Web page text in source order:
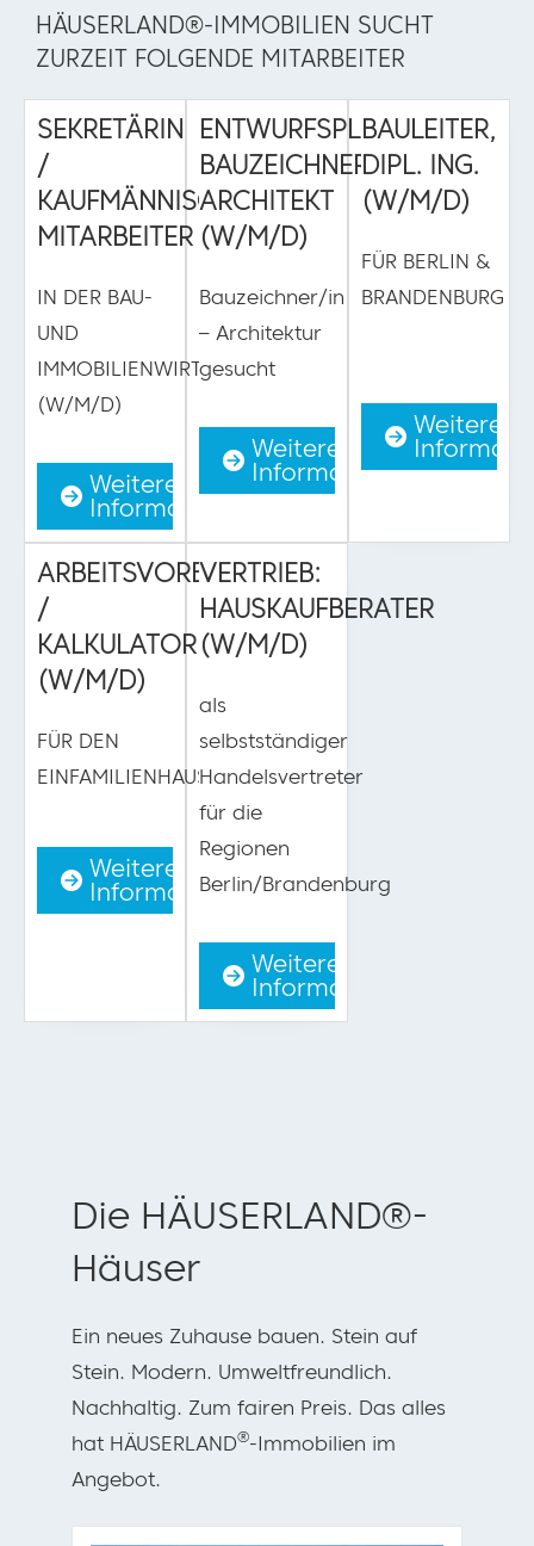
HÄUSERLAND®-IMMOBILIEN SUCHT
ZURZEIT FOLGENDE MITARBEITER
SEKRETÄRIN
/
KAUFMÄNNISCHER
MITARBEITER
IN DER BAU-
UND
IMMOBILIENWIRTSCHAFT
(W/M/D)
Weitere
Informationen
ENTWURFSPLANER,
BAUZEICHNER,
ARCHITEKT
(W/M/D)
Bauzeichner/in
– Architektur
gesucht
Weitere
Informationen
BAULEITER,
DIPL. ING.
(W/M/D)
FÜR BERLIN &
BRANDENBURG
Weitere
ARBEITSVORBEREITER
/
KALKULATOR
(W/M/D)
FÜR DEN
EINFAMILIENHAUSBAU
Weitere
Informationen
VERTRIEB:
HAUSKAUFBERATER
(W/M/D)
als
selbstständiger
Handelsvertreter
für die
Regionen
Berlin/Brandenburg
Weitere
Informationen
Die HÄUSERLAND®-
Häuser
Ein neues Zuhause bauen. Stein auf
Stein. Modern. Umweltfreundlich.
Nachhaltig. Zum fairen Preis. Das alles
hat HÄUSERLAND®-Immobilien im
Angebot.